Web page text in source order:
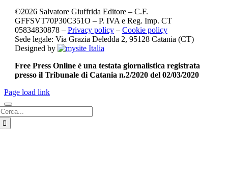
©2026Salvatore Giuffrida Editore – C.F.
GFFSVT70P30C351O – P. IVA e Reg. Imp. CT
05834830878 – Privacy policy– Cookie policy
Sede legale: Via Grazia Deledda 2, 95128 Catania (CT)
Designed by
Free Press Online è una testata giornalistica registrata
presso il Tribunale di Catania n.2/2020 del 02/03/2020
Page load link